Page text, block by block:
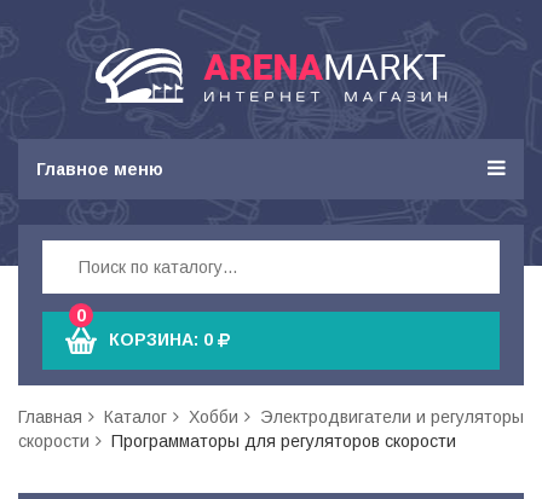
Главное меню
0
КОРЗИНА: 0
Главная Каталог Хобби
Электродвигатели и регуляторы
скорости
Программаторы для регуляторов скорости